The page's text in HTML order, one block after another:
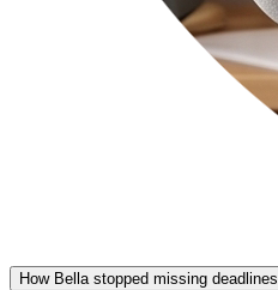
How Bella stopped missing deadlines